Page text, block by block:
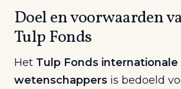
Doel en voorwaarden
Tulp Fonds
Het Tulp Fonds internationale
wetenschappers is bedoeld